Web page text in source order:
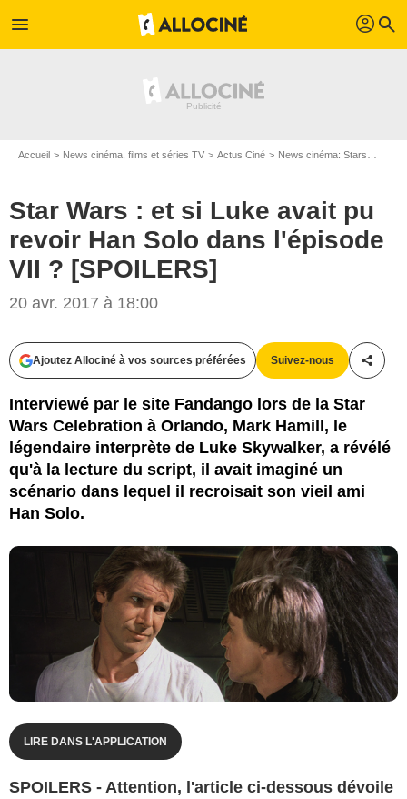
menu profil search
Accueil News cinéma, films et séries TV Actus Ciné News cinéma: Stars
Star Wars : et si Luke avait pu
revoir Han Solo dans l'épisode
VII ? [SPOILERS]
20 avr. 2017 à 18:00
Ajoutez Allociné à vos sources préférées Suivez-nous
Interviewé par le site Fandango lors de la Star
Wars Celebration à Orlando, Mark Hamill, le
légendaire interprète de Luke Skywalker, a révélé
qu'à la lecture du script, il avait imaginé un
scénario dans lequel il recroisait son vieil ami
Han Solo.
Lucasfilm Ltd.
LIRE DANS L'APPLICATION
SPOILERS - Attention, l'article ci-dessous dévoile